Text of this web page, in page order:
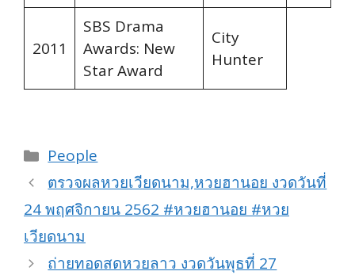
2011
SBS Drama
Awards: New
Star Award
City
Hunter
Categories
People
ตรวจผลหวยเวียดนาม,หวยฮานอย งวดวันที่
24 พฤศจิกายน 2562 #หวยฮานอย #หวย
เวียดนาม
ถ่ายทอดสดหวยลาว งวดวันพุธที่ 27